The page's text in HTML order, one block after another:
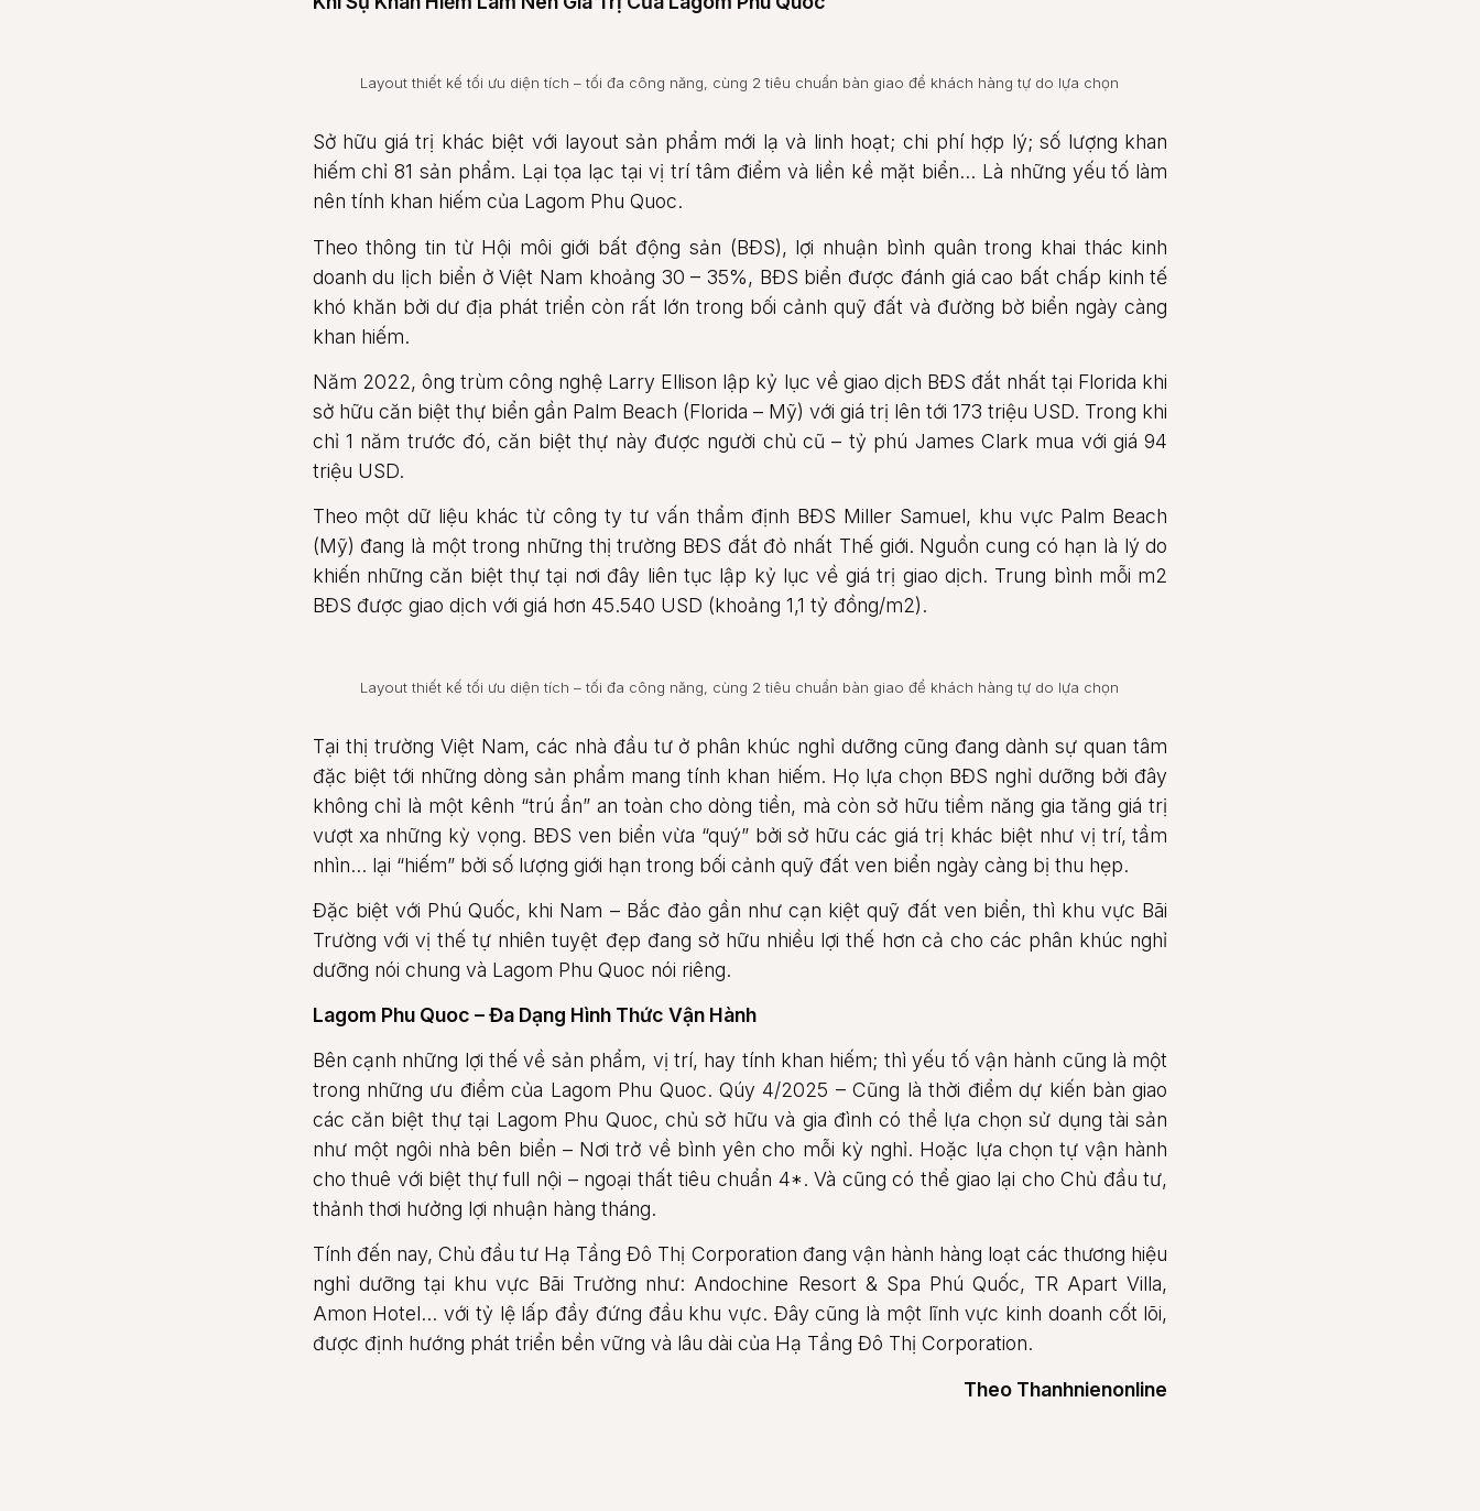
Layout thiết kế tối ưu diện tích – tối đa công năng, cùng 2 tiêu chuẩn bàn giao để khách hàng tự do lựa chọn
Sở hữu giá trị khác biệt với layout sản phẩm mới lạ và linh hoạt; chi phí hợp lý; số lượng khan
hiếm chỉ 81 sản phẩm. Lại tọa lạc tại vị trí tâm điểm và liền kề mặt biển… Là những yếu tố làm
nên tính khan hiếm của Lagom Phu Quoc.
Theo thông tin từ Hội môi giới bất động sản (BĐS), lợi nhuận bình quân trong khai thác kinh
doanh du lịch biển ở Việt Nam khoảng 30 – 35%, BĐS biển được đánh giá cao bất chấp kinh tế
khó khăn bởi dư địa phát triển còn rất lớn trong bối cảnh quỹ đất và đường bờ biển ngày càng
khan hiếm.
Năm 2022, ông trùm công nghệ Larry Ellison lập kỷ lục về giao dịch BĐS đắt nhất tại Florida khi
sở hữu căn biệt thự biển gần Palm Beach (Florida – Mỹ) với giá trị lên tới 173 triệu USD. Trong khi
chỉ 1 năm trước đó, căn biệt thự này được người chủ cũ – tỷ phú James Clark mua với giá 94
triệu USD.
Theo một dữ liệu khác từ công ty tư vấn thẩm định BĐS Miller Samuel, khu vực Palm Beach
(Mỹ) đang là một trong những thị trường BĐS đắt đỏ nhất Thế giới. Nguồn cung có hạn là lý do
khiến những căn biệt thự tại nơi đây liên tục lập kỷ lục về giá trị giao dịch. Trung bình mỗi m2
BĐS được giao dịch với giá hơn 45.540 USD (khoảng 1,1 tỷ đồng/m2).
Layout thiết kế tối ưu diện tích – tối đa công năng, cùng 2 tiêu chuẩn bàn giao để khách hàng tự do lựa chọn
Tại thị trường Việt Nam, các nhà đầu tư ở phân khúc nghỉ dưỡng cũng đang dành sự quan tâm
đặc biệt tới những dòng sản phẩm mang tính khan hiếm. Họ lựa chọn BĐS nghỉ dưỡng bởi đây
không chỉ là một kênh “trú ẩn” an toàn cho dòng tiền, mà còn sở hữu tiềm năng gia tăng giá trị
vượt xa những kỳ vọng. BĐS ven biển vừa “quý” bởi sở hữu các giá trị khác biệt như vị trí, tầm
nhìn… lại “hiếm” bởi số lượng giới hạn trong bối cảnh quỹ đất ven biển ngày càng bị thu hẹp.
Đặc biệt với Phú Quốc, khi Nam – Bắc đảo gần như cạn kiệt quỹ đất ven biển, thì khu vực Bãi
Trường với vị thế tự nhiên tuyệt đẹp đang sở hữu nhiều lợi thế hơn cả cho các phân khúc nghỉ
dưỡng nói chung và Lagom Phu Quoc nói riêng.
Lagom Phu Quoc – Đa Dạng Hình Thức Vận Hành
Bên cạnh những lợi thế về sản phẩm, vị trí, hay tính khan hiếm; thì yếu tố vận hành cũng là một
trong những ưu điểm của Lagom Phu Quoc. Qúy 4/2025 – Cũng là thời điểm dự kiến bàn giao
các căn biệt thự tại Lagom Phu Quoc, chủ sở hữu và gia đình có thể lựa chọn sử dụng tài sản
như một ngôi nhà bên biển – Nơi trở về bình yên cho mỗi kỳ nghỉ. Hoặc lựa chọn tự vận hành
cho thuê với biệt thự full nội – ngoại thất tiêu chuẩn 4*. Và cũng có thể giao lại cho Chủ đầu tư,
thảnh thơi hưởng lợi nhuận hàng tháng.
Tính đến nay, Chủ đầu tư Hạ Tầng Đô Thị Corporation đang vận hành hàng loạt các thương hiệu
nghỉ dưỡng tại khu vực Bãi Trường như: Andochine Resort & Spa Phú Quốc, TR Apart Villa,
Amon Hotel… với tỷ lệ lấp đầy đứng đầu khu vực. Đây cũng là một lĩnh vực kinh doanh cốt lõi,
được định hướng phát triển bền vững và lâu dài của Hạ Tầng Đô Thị Corporation.
Theo Thanhnienonline